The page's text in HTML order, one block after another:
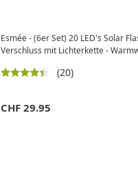
Esmée - (6er Set) 20 LED's Solar
Verschluss mit Lichterkette -
(20)
CHF 29.95